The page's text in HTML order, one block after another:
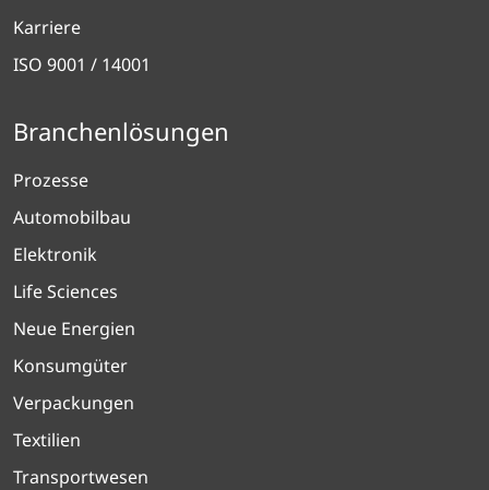
Karriere
ISO 9001 / 14001
Branchenlösungen
Prozesse
Automobilbau
Elektronik
Life Sciences
Neue Energien
Konsumgüter
Verpackungen
Textilien
Transportwesen